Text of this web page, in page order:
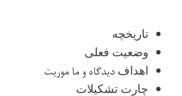
تاریخچه
وضعیت فعلی
اهداف دیدگاه و ما موریت
چارت تشکیلات